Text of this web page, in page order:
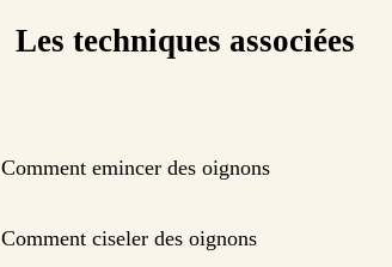
Les techniques associées
Comment emincer des oignons
Comment ciseler des oignons